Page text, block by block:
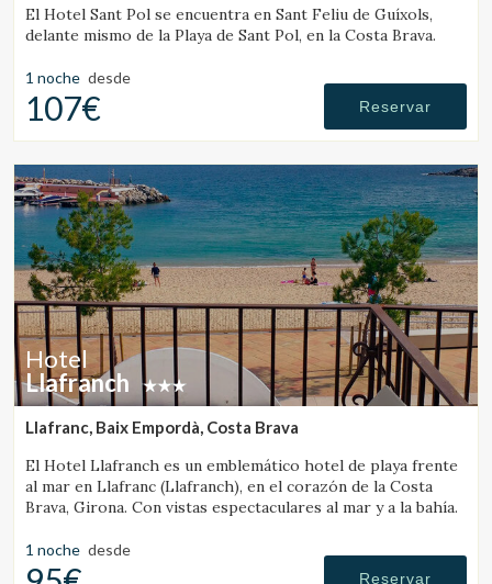
Gestionar mi reserva
El Hotel Sant Pol se encuentra en Sant Feliu de Guíxols,
delante mismo de la Playa de Sant Pol, en la Costa Brava.
1 noche desde
107€ Reservar
Hotel
Llafranch
Llafranc, Baix Empordà, Costa Brava
El Hotel Llafranch es un emblemático hotel de playa frente
al mar en Llafranc (Llafranch), en el corazón de la Costa
Brava, Girona. Con vistas espectaculares al mar y a la bahía.
1 noche desde
Reservar